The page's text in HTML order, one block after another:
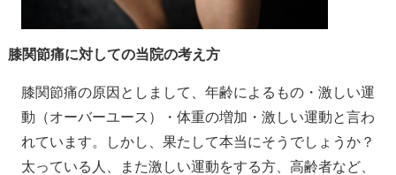
膝関節痛に対しての当院の考え方
膝関節痛の原因としまして、年齢によるもの・激しい運
動（オーバーユース）・体重の増加・激しい運動と言わ
れています。しかし、果たして本当にそうでしょうか？
太っている人、また激しい運動をする方、高齢者など、